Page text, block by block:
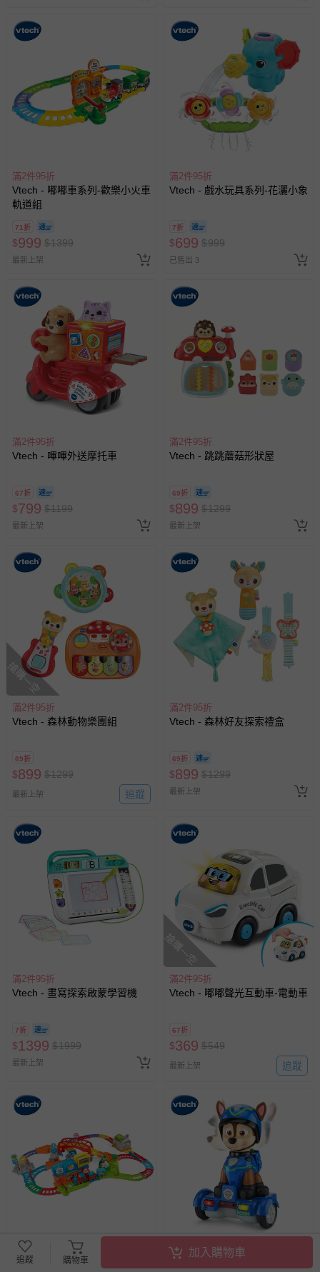
滿2件95折
Vtech - 嘟嘟車系列-歡樂小火車
軌道組
71折
$999 $1399
最新上架
滿2件95折
Vtech - 戲水玩具系列-花灑小象
7折
$699 $999
已售出 3
滿2件95折
Vtech - 嗶嗶外送摩托車
67折
$799 $1199
最新上架
滿2件95折
Vtech - 跳跳蘑菇形狀屋
69折
$899 $1299
最新上架
搶購一空
滿2件95折
Vtech - 森林動物樂團組
69折
$899 $1299
最新上架 追蹤
滿2件95折
Vtech - 森林好友探索禮盒
69折
$899 $1299
最新上架
滿2件95折
Vtech - 畫寫探索啟蒙學習機
7折
$1399 $1999
最新上架
搶購一空
滿2件95折
Vtech - 嘟嘟聲光互動車-電動車
67折
$369 $549
最新上架 追蹤
滿2件95折
Vtech - 嘟嘟車系列-森林電動火
滿2件95折
追蹤 購物車
加入購物車